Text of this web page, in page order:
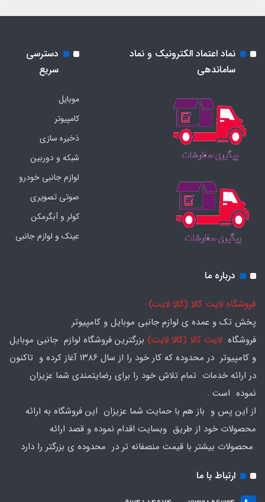
نماد اعتماد الکترونیک و نماد
ساماندهی
دسترسی
سریع
موبایل
کامپیوتر
ذخیره سازی
شبکه و دوربین
لوازم جانبی خودرو
صوتی تصویری
کولر و آبگرمکن
عینک و لوازم جانبی
درباره ما
فروشگاه لایت کالا (کالا لایت)
پخش تک و عمده ی لوازم جانبی موبایل و کامپیوتر
فروشگاه لایت کالا (کالا لایت) بزرگترین فروشگاه لوازم جانبی موبایل
و کامپیوتر در محدوده که کار خود را از سال ۱۳۸۶ آغاز کرده و تاکنون
در ارائه خدمات تمام تلاش خود را برای رضایتمندی شما عزیزان
نموده است .
از این پس و باز هم با حمایت شما عزیزان این فروشگاه به ارائه
محصولات خود از طریق وبسایت اقدام نموده و قصد ارائه
محصولات بیشتر با قیمت منصفانه تر در محدوده ی بزرگتر را دارد
ارتباط با ما